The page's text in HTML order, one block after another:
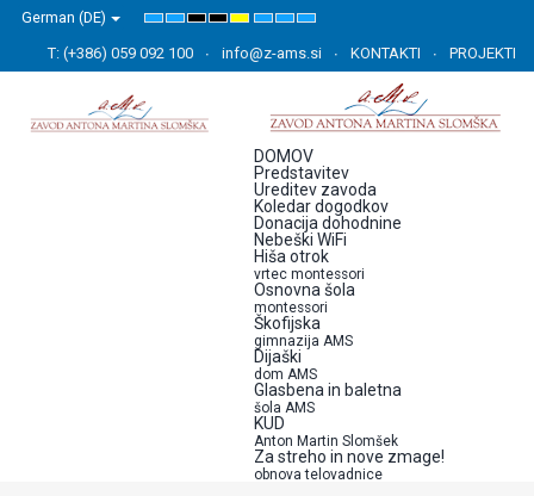
German (DE)
Default
NightHigh
Black
High
Black
Yellow
High
Yellow
Black
Set
Font
Set
Font
Set
Font
T: (+386) 059 092 100 info@z-ams.si KONTAKTI PROJEKTI
DOMOV
Predstavitev
Ureditev zavoda
Koledar dogodkov
Donacija dohodnine
Nebeški WiFi
Hiša otrok
vrtec montessori
Osnovna šola
montessori
Škofijska
gimnazija AMS
Dijaški
dom AMS
Glasbena in baletna
šola AMS
KUD
Anton Martin Slomšek
Za streho in nove zmage!
obnova telovadnice